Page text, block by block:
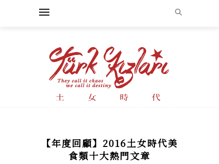
【年度回顧】2016土女時代美
食類十大熱門文章